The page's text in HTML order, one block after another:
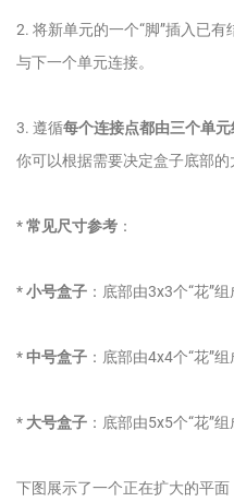
2. 将新单元的一个“脚”插入已有
与下一个单元连接。
3. 遵循每个连接点都由三个单元
你可以根据需要决定盒子底部的
*常见尺寸参考 ：
*小号盒子 ：底部由3x3个“花”
*中号盒子 ：底部由4x4个“花”组
* 大号盒子 ：底部由5x5个“花”组
下图展示了一个正在扩大的平